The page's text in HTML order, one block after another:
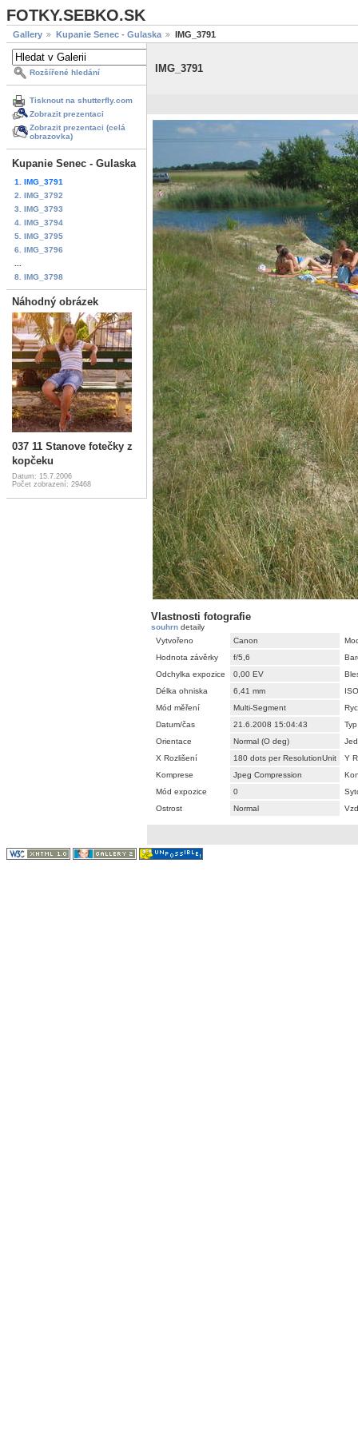
FOTKY.SEBKO.SK
Gallery Kupanie Senec - Gulaska IMG_3791
Rozšířené hledání
Tisknout na shutterfly.com
Zobrazit prezentaci
Zobrazit prezentaci (celá
obrazovka)
Kupanie Senec - Gulaska
1. IMG_3791
2. IMG_3792
3. IMG_3793
4. IMG_3794
5. IMG_3795
6. IMG_3796
8. IMG_3798
Náhodný obrázek
037 11 Stanove fotečky z
kopčeku
Datum: 15.7.2006
Počet zobrazení: 29468
IMG_3791
Vlastnosti fotografie
souhrn detaily
Vytvořeno
Canon
Hodnota závěrky
f/5,6
Odchylka expozice
0,00 EV
Délka ohniska
6,41 mm
ISO
Mód měření
Multi-Segment
Datum/čas
21.6.2008 15:04:43
Orientace
Normal (O deg)
X Rozlišení
180 dots per ResolutionUnit
Y
Komprese
Jpeg Compression
Mód expozice
0
Ostrost
Normal